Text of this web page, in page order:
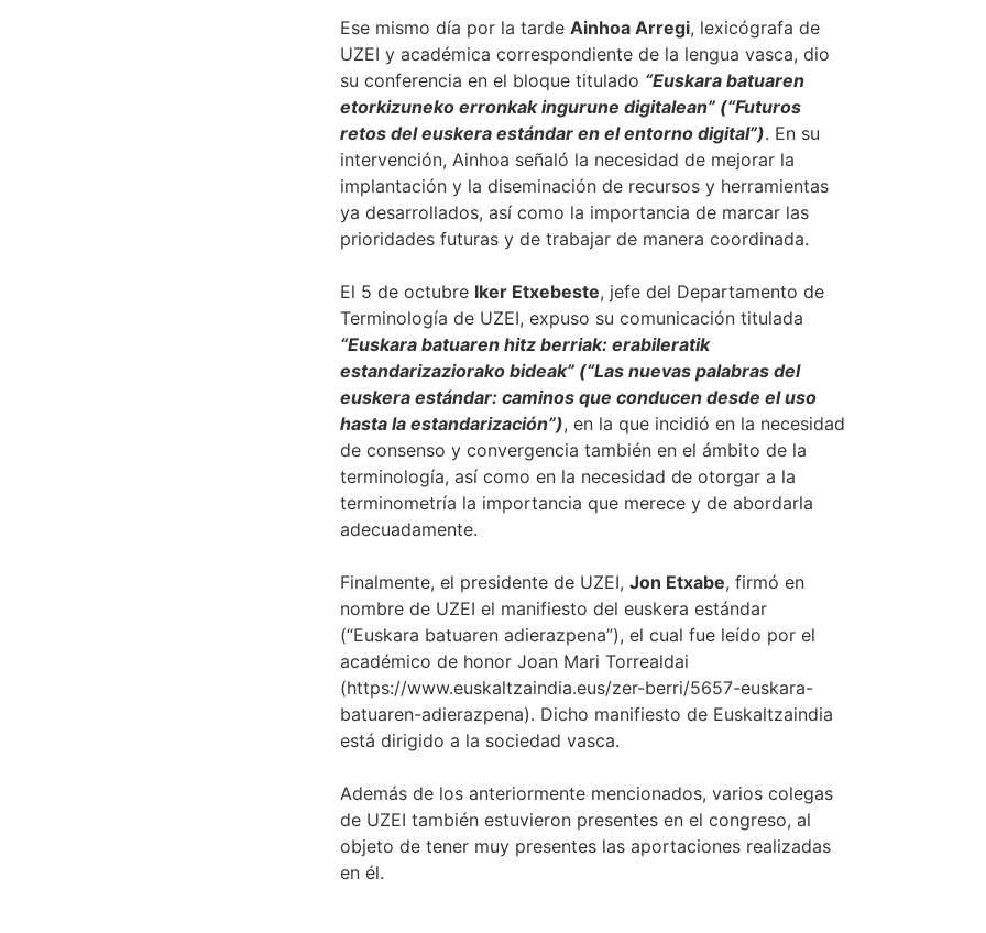
Ese mismo día por la tarde Ainhoa Arregi, lexicógrafa de
UZEI y académica correspondiente de la lengua vasca, dio
su conferencia en el bloque titulado “Euskara batuaren
etorkizuneko erronkak ingurune digitalean” (“Futuros
retos del euskera estándar en el entorno digital”). En su
intervención, Ainhoa señaló la necesidad de mejorar la
implantación y la diseminación de recursos y herramientas
ya desarrollados, así como la importancia de marcar las
prioridades futuras y de trabajar de manera coordinada.
El 5 de octubre Iker Etxebeste, jefe del Departamento de
Terminología de UZEI, expuso su comunicación titulada
“Euskara batuaren hitz berriak: erabileratik
estandarizaziorako bideak” (“Las nuevas palabras del
euskera estándar: caminos que conducen desde el uso
hasta la estandarización”), en la que incidió en la necesidad
de consenso y convergencia también en el ámbito de la
terminología, así como en la necesidad de otorgar a la
terminometría la importancia que merece y de abordarla
adecuadamente.
Finalmente, el presidente de UZEI, Jon Etxabe, firmó en
nombre de UZEI el manifiesto del euskera estándar
(“Euskara batuaren adierazpena”), el cual fue leído por el
académico de honor Joan Mari Torrealdai
(https://www.euskaltzaindia.eus/zer-berri/5657-euskara-
batuaren-adierazpena). Dicho manifiesto de Euskaltzaindia
está dirigido a la sociedad vasca.
Además de los anteriormente mencionados, varios colegas
de UZEI también estuvieron presentes en el congreso, al
objeto de tener muy presentes las aportaciones realizadas
en él.